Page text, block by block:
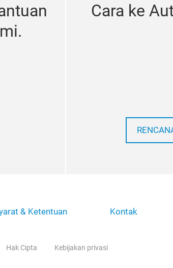
Cara ke
& Ketentuan Kontak
Hak Cipta Kebijakan privasi